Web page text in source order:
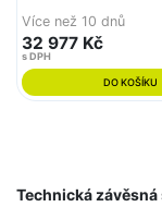
Více než 10 dnů
32 977 Kč
s DPH
DO KOŠÍKU
Technická